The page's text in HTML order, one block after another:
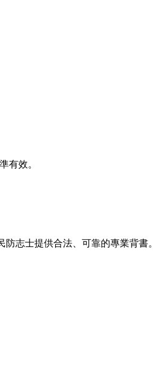
有效。
志士提供合法、可靠的專業背書。